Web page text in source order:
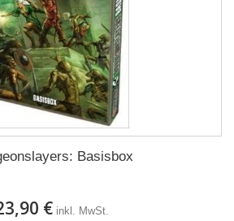
Basisbox
€ inkl. MwSt.